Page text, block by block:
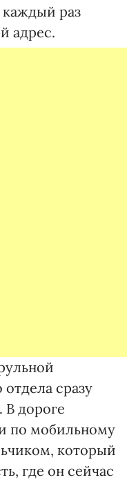
раз
адрес.
сразу
В дороге
по мобильному
который
где он сейчас